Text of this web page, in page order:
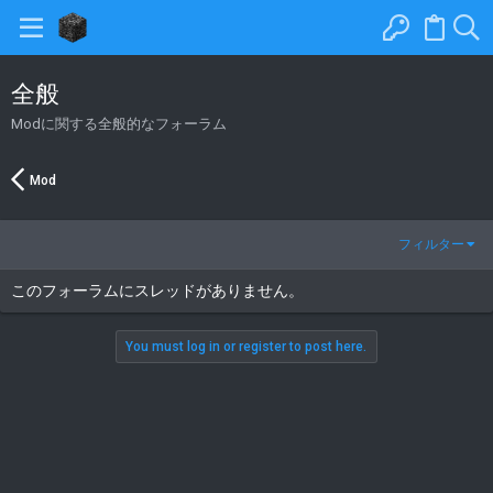
全般
Modに関する全般的なフォーラム
Mod
フィルター
このフォーラムにスレッドがありません。
You must log in or register to post here.